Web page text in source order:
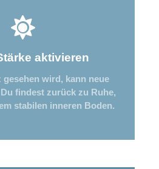
aktivieren
gesehen wird, kann neue
findest zurück zu Ruhe,
stabilen inneren Boden.